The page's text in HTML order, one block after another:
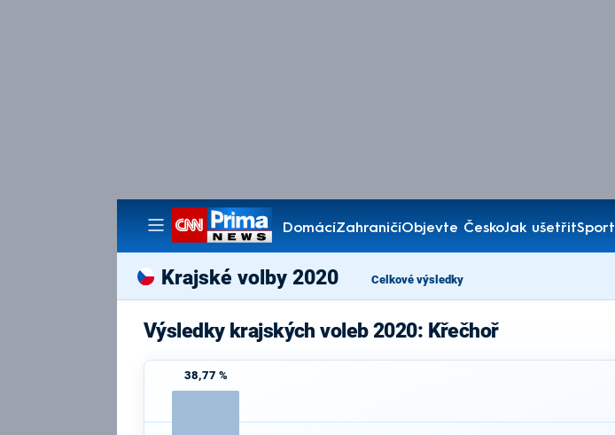
DomácíZahraničíObjevte ČeskoJak ušetřitSport
Pořady
Krajské volby 2020 Celkové výsledky
Výsledky krajských voleb 2020: Křečhoř
38,77 %